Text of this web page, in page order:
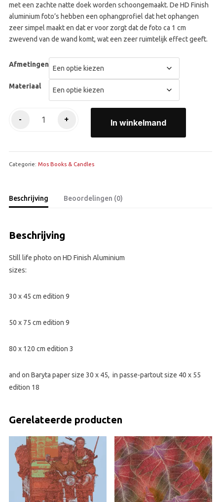
met een zachte natte doek worden schoongemaakt. De HD Finish
aluminium foto’s hebben een ophangprofiel dat het ophangen
zeer simpel maakt en dat er voor zorgt dat de foto ca 1 cm
zwevend van de wand komt, wat een zeer ruimtelijk effect geeft.
Afmetingen
Materiaal
- + In winkelmand
Categorie: Mos Books & Candles
Beschrijving Beoordelingen (0)
Beschrijving
Still life photo on HD Finish Aluminium
sizes:
30 x 45 cm edition 9
50 x 75 cm edition 9
80 x 120 cm edition 3
and on Baryta paper size 30 x 45, in passe-partout size 40 x 55
edition 18
Gerelateerde producten